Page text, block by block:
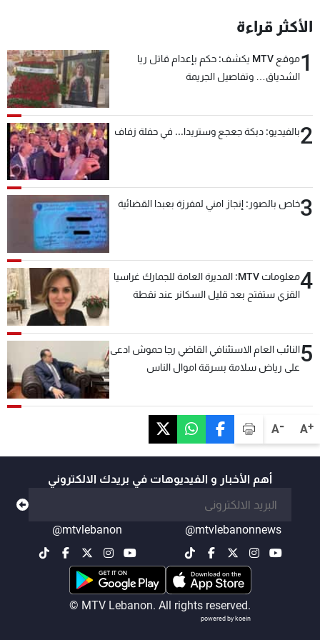
A+
A-
الأكثر قراءة
1
موقع MTV يكشف: حكم بإعدام قاتل ريا
الشدياق… وتفاصيل الجريمة
2بالفيديو: دبكة جعجع وستريدا... في حفلة زفاف
3خاص بالصور: إنجاز امني لمفرزة بعبدا القضائية
4
معلومات MTV: المديرة العامة للجمارك غراسيا
القزي ستفتح بعد قليل السكانر عند نقطة
5النائب العام الاستئنافي القاضي رجا حموش ادعى
على رياض سلامة بسرقة اموال الناس
أهم الأخبار و الفيديوهات في بريدك الالكتروني
@mtvlebanonnews
@mtvlebanon
© MTV Lebanon. All rights reserved.
powered by koein
شاهد البرامج
الترددات
عن MTV
شروط الإسـتخدام
سياسة الخصوصية